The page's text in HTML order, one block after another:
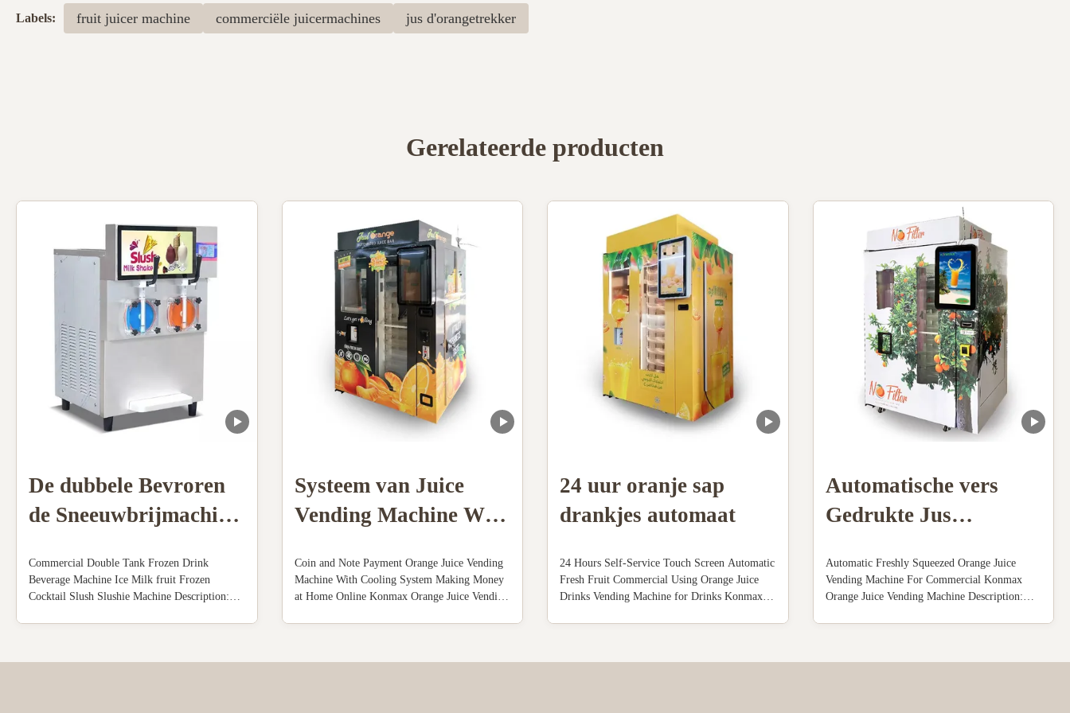
Labels: fruit juicer machine commerciële juicermachines jus d'orangetrekker
Gerelateerde producten
De dubbele Bevroren
de Sneeuwbrijmachine
het Fruitcocktail van
de Drankmelk
Commercial Double Tank Frozen Drink
Beverage Machine Ice Milk fruit Frozen
Cocktail Slush Slushie Machine Description:
light box. Full transparent dispenser, you can
Systeem van Juice
Vending Machine With
notabetaling het
Oranje
Coin and Note Payment Orange Juice Vending
Machine With Cooling System Making Money
at Home Online Konmax Orange Juice Vending
squeezed orange juice in 60 seconds...
24 uur oranje sap
drankjes automaat
24 Hours Self-Service Touch Screen Automatic
Fresh Fruit Commercial Using Orange Juice
Drinks Vending Machine for Drinks Konmax
cup machine withouperson put the oranges ...
Automatische vers
Gedrukte Jus
voor Commercieel
Automatic Freshly Squeezed Orange Juice
Vending Machine For Commercial Konmax
Orange Juice Vending Machine Description:
collector.The structure is well-organized and